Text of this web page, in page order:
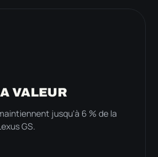
VALEUR
jusqu'à 6 % de la
GS.